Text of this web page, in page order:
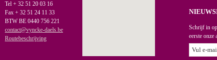
Tel + 32 51 20 03 16
Fax + 32 51 24 11 33
BTW BE 0440 756 221
contact@vyncke-daels.be
Routebeschrijving
Schrijf in
eerste onze